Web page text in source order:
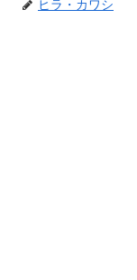
ヒラ・カワシ